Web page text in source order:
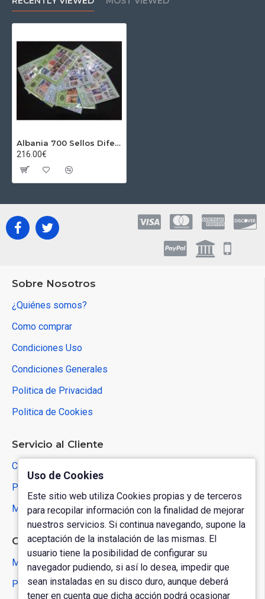
Albania 700 Sellos Diferentes
216.00€
Sobre Nosotros
¿Quiénes somos?
Como comprar
Condiciones Uso
Condiciones Generales
Politica de Privacidad
Politica de Cookies
Servicio al Cliente
Contactar
Política de Devoluciones
Mapa del Sitio
Cuenta de Usuario
Mi Cuenta
Pedidos
Uso de Cookies
Este sitio web utiliza Cookies propias y de terceros
para recopilar información con la finalidad de mejorar
nuestros servicios. Si continua navegando, supone la
aceptación de la instalación de las mismas. El
usuario tiene la posibilidad de configurar su
navegador pudiendo, si así lo desea, impedir que
sean instaladas en su disco duro, aunque deberá
tener en cuenta que dicha acción podrá ocasionar